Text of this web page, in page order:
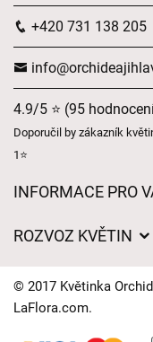
+420 731 138 205
4.9/5 ⭐ (95
Doporučil by zákazník
1⭐
INFORMACE PRO
Často kladené dotazy
Naše nabídka
ROZVOZ KVĚTIN
Kam doručujeme
© 2017 Květinka
LaFlora.com.